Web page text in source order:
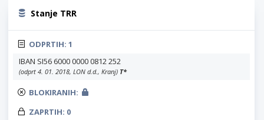
Stanje TRR
ODPRTIH: 1
IBAN SI56 6000 0000 0812 252
(odprt 4. 01. 2018, LON d.d., Kranj) T*
BLOKIRANIH:
ZAPRTIH: 0